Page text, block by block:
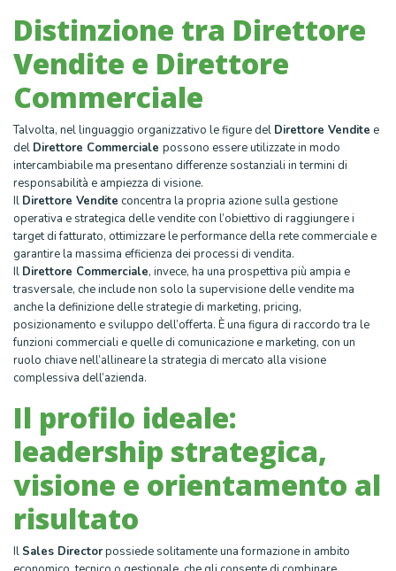
Distinzione tra Direttore
Vendite e Direttore
Commerciale
Talvolta, nel linguaggio organizzativo le figure del Direttore Vendite e
del Direttore Commerciale possono essere utilizzate in modo
intercambiabile ma presentano differenze sostanziali in termini di
responsabilità e ampiezza di visione.
Il Direttore Vendite concentra la propria azione sulla gestione
operativa e strategica delle vendite con l’obiettivo di raggiungere i
target di fatturato, ottimizzare le performance della rete commerciale e
garantire la massima efficienza dei processi di vendita.
Il Direttore Commerciale, invece, ha una prospettiva più ampia e
trasversale, che include non solo la supervisione delle vendite ma
anche la definizione delle strategie di marketing, pricing,
posizionamento e sviluppo dell’offerta. È una figura di raccordo tra le
funzioni commerciali e quelle di comunicazione e marketing, con un
ruolo chiave nell’allineare la strategia di mercato alla visione
complessiva dell’azienda.
Il profilo ideale:
leadership strategica,
visione e orientamento al
risultato
Il Sales Directorpossiede solitamente una formazione in ambito